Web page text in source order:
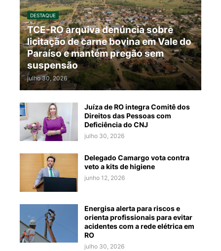
DESTAQUE
TCE-RO arquiva denúncia sobre
licitação de carne bovina em Vale do
Paraíso e mantém pregão sem
suspensão
julho 30, 2026
Juíza de RO integra Comitê dos
Direitos das Pessoas com
Deficiência do CNJ
julho 30, 2026
Delegado Camargo vota contra
veto a kits de higiene
junho 12, 2026
Energisa alerta para riscos e
orienta profissionais para evitar
acidentes com a rede elétrica em
RO
julho 30, 2026